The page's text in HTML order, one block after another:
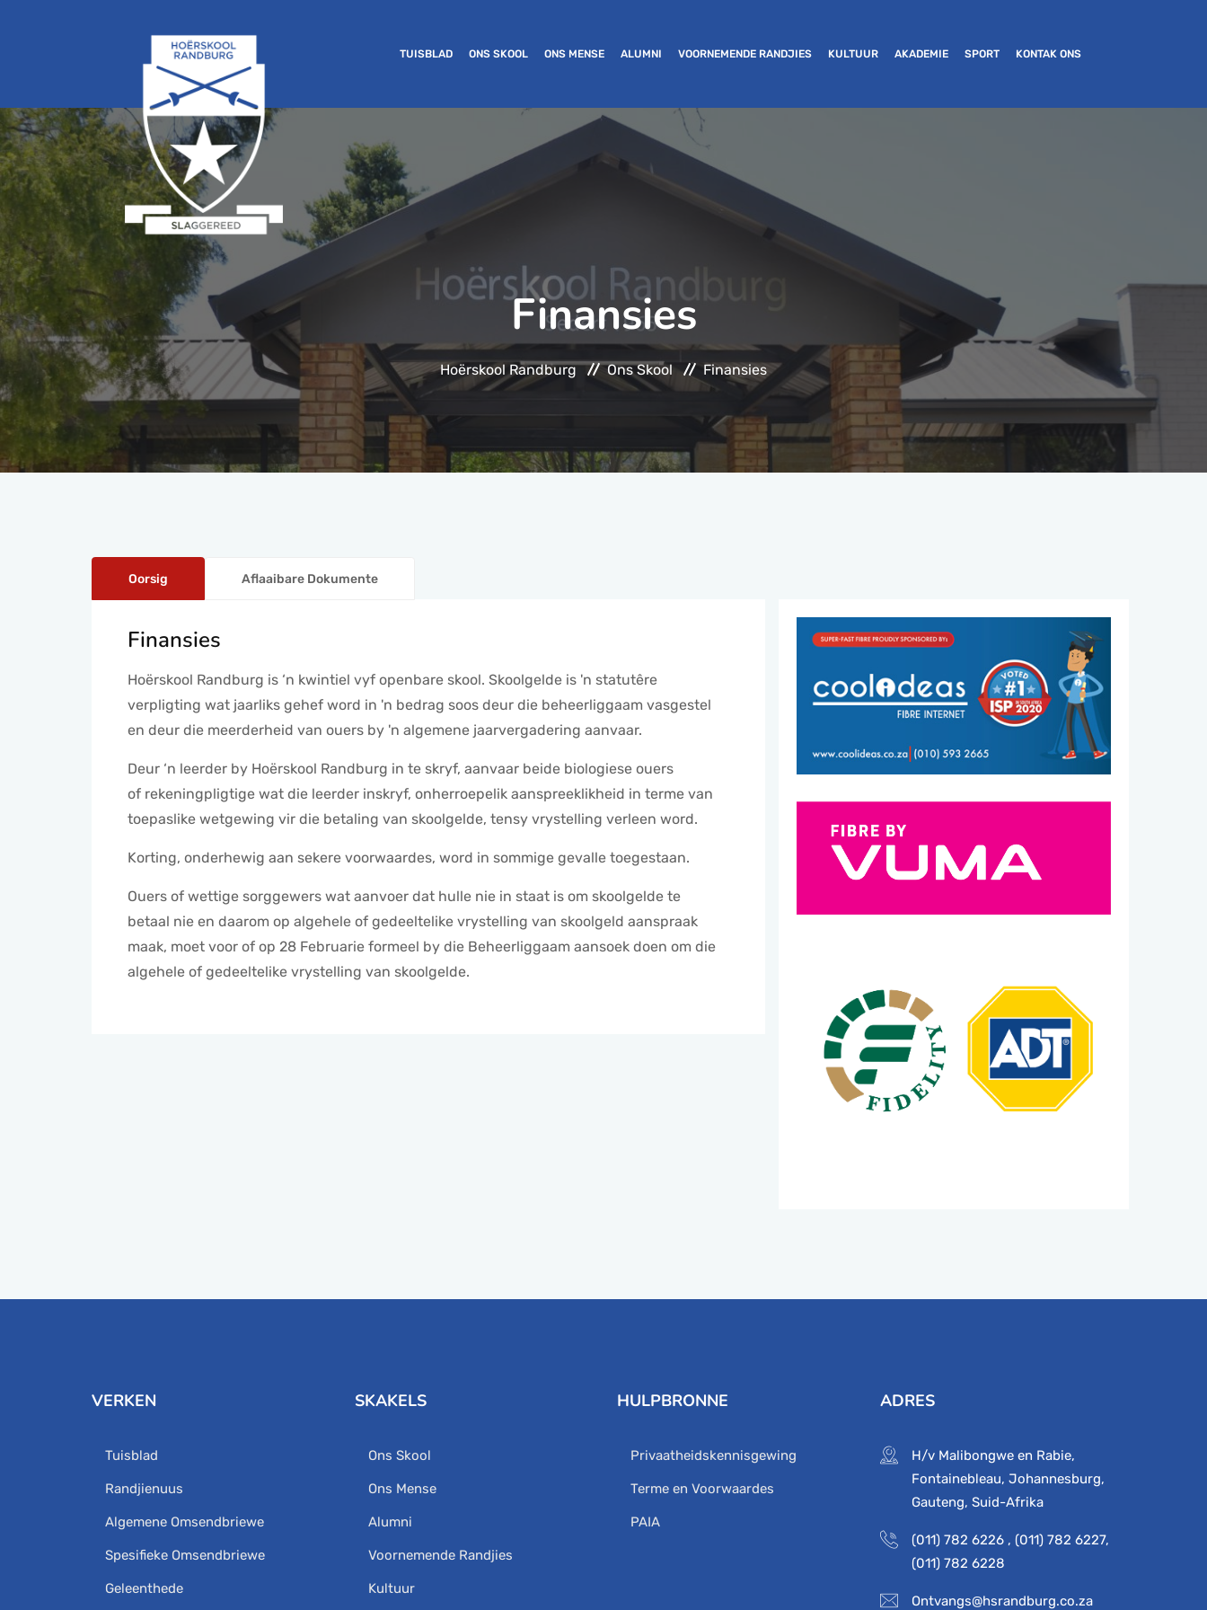
TUISBLAD ONS SKOOL ONS MENSE ALUMNI VOORNEMENDE RANDJIES KULTUUR AKADEMIE SPORT KONTAK ONS
Finansies
Hoërskool Randburg Ons Skool Finansies
Oorsig Aflaaibare Dokumente
Finansies
Hoërskool Randburg is ‘n kwintiel vyf openbare skool. Skoolgelde is 'n statutêre
verpligting wat jaarliks gehef word in 'n bedrag soos deur die beheerliggaam vasgestel
en deur die meerderheid van ouers by 'n algemene jaarvergadering aanvaar.
Deur ‘n leerder by Hoërskool Randburg in te skryf, aanvaar beide biologiese ouers
of rekeningpligtige wat die leerder inskryf, onherroepelik aanspreeklikheid in terme van
toepaslike wetgewing vir die betaling van skoolgelde, tensy vrystelling verleen word.
Korting, onderhewig aan sekere voorwaardes, word in sommige gevalle toegestaan.
Ouers of wettige sorggewers wat aanvoer dat hulle nie in staat is om skoolgelde te
betaal nie en daarom op algehele of gedeeltelike vrystelling van skoolgeld aanspraak
maak, moet voor of op 28 Februarie formeel by die Beheerliggaam aansoek doen om die
algehele of gedeeltelike vrystelling van skoolgelde.
VERKEN
Tuisblad
Randjienuus
Algemene Omsendbriewe
Spesifieke Omsendbriewe
Geleenthede
SKAKELS
Ons Skool
Ons Mense
Alumni
Voornemende Randjies
Kultuur
HULPBRONNE
Privaatheidskennisgewing
Terme en Voorwaardes
PAIA
ADRES
H/v Malibongwe en Rabie,
Fontainebleau, Johannesburg,
Gauteng, Suid-Afrika
(011) 782 6226, (011) 782 6227,
(011) 782 6228
Ontvangs@hsrandburg.co.za